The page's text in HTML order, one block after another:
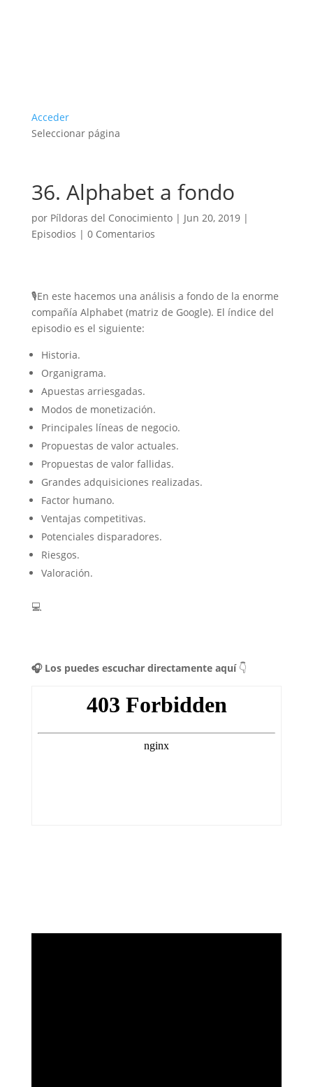
Acceder
Seleccionar página
36. Alphabet a fondo
por Píldoras del Conocimiento| Jun 20, 2019|
Episodios | 0 Comentarios
🎙En este hacemos una análisis a fondo de la enorme
compañía Alphabet (matriz de Google). El índice del
episodio es el siguiente:
Historia.
Organigrama.
Apuestas arriesgadas.
Modos de monetización.
Principales líneas de negocio.
Propuestas de valor actuales.
Propuestas de valor fallidas.
Grandes adquisiciones realizadas.
Factor humano.
Ventajas competitivas.
Potenciales disparadores.
Riesgos.
Valoración.
💻
🎧 Los puedes escuchar directamente aquí👇